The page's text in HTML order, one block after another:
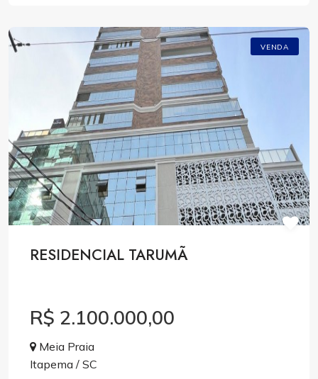
VENDA
RESIDENCIAL TARUMÃ
R$ 2.100.000,00
Meia Praia
Itapema / SC